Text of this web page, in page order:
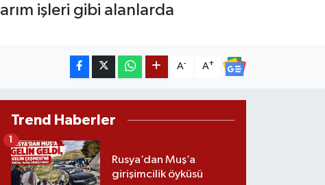
işleri gibi alanlarda
A- A+
Trend Haberler
Rusya’dan Muş’a
girişimcilik öyküsü
1